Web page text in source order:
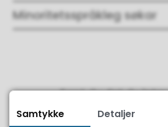
Minoritetsspråkleg søkar
Fant du det du
Ja
Samtykke Detaljer